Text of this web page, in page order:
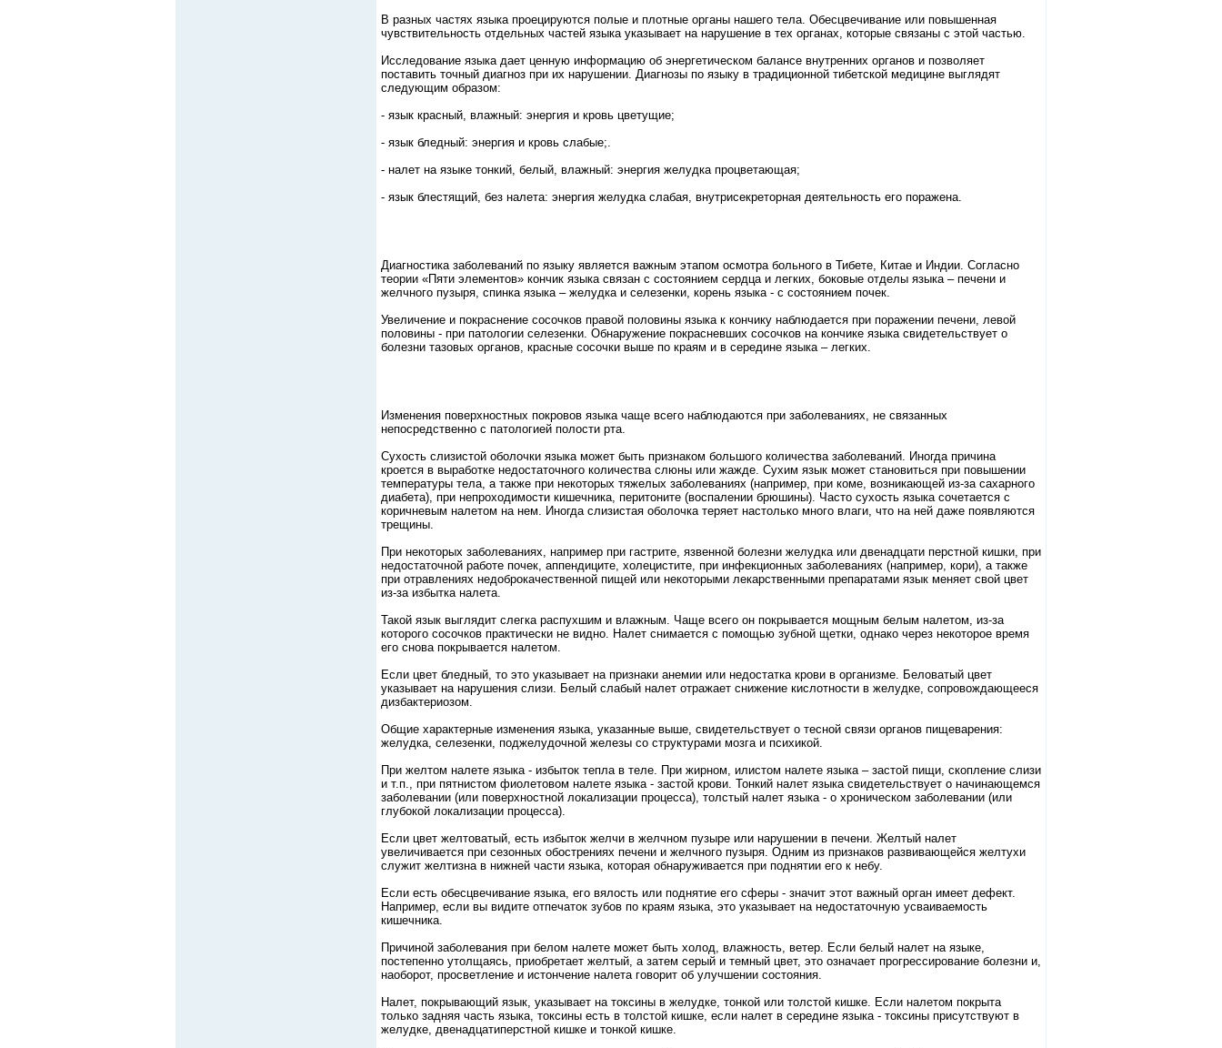
В разных частях языка проецируются полые и плотные органы нашего тела. Обесцвечивание или повышенная
чувствительность отдельных частей языка указывает на нарушение в тех органах, которые связаны с этой частью.
Исследование языка дает ценную информацию об энергетическом балансе внутренних органов и позволяет
поставить точный диагноз при их нарушении. Диагнозы по языку в традиционной тибетской медицине выглядят
следующим образом:
- язык красный, влажный: энергия и кровь цветущие;
- язык бледный: энергия и кровь слабые;.
- налет на языке тонкий, белый, влажный: энергия желудка процветающая;
- язык блестящий, без налета: энергия желудка слабая, внутрисекреторная деятельность его поражена.
Диагностика заболеваний по языку является важным этапом осмотра больного в Тибете, Китае и Индии. Согласно
теории «Пяти элементов» кончик языка связан с состоянием сердца и легких, боковые отделы языка – печени и
желчного пузыря, спинка языка – желудка и селезенки, корень языка - с состоянием почек.
Увеличение и покраснение сосочков правой половины языка к кончику наблюдается при поражении печени, левой
половины - при патологии селезенки. Обнаружение покрасневших сосочков на кончике языка свидетельствует о
болезни тазовых органов, красные сосочки выше по краям и в середине языка – легких.
Изменения поверхностных покровов языка чаще всего наблюдаются при заболеваниях, не связанных
непосредственно с патологией полости рта.
Сухость слизистой оболочки языка может быть признаком большого количества заболеваний. Иногда причина
кроется в выработке недостаточного количества слюны или жажде. Сухим язык может становиться при повышении
температуры тела, а также при некоторых тяжелых заболеваниях (например, при коме, возникающей из-за сахарного
диабета), при непроходимости кишечника, перитоните (воспалении брюшины). Часто сухость языка сочетается с
коричневым налетом на нем. Иногда слизистая оболочка теряет настолько много влаги, что на ней даже появляются
трещины.
При некоторых заболеваниях, например при гастрите, язвенной болезни желудка или двенадцати перстной кишки, при
недостаточной работе почек, аппендиците, холецистите, при инфекционных заболеваниях (например, кори), а также
при отравлениях недоброкачественной пищей или некоторыми лекарственными препаратами язык меняет свой цвет
из-за избытка налета.
Такой язык выглядит слегка распухшим и влажным. Чаще всего он покрывается мощным белым налетом, из-за
которого сосочков практически не видно. Налет снимается с помощью зубной щетки, однако через некоторое время
его снова покрывается налетом.
Если цвет бледный, то это указывает на признаки анемии или недостатка крови в организме. Беловатый цвет
указывает на нарушения слизи. Белый слабый налет отражает снижение кислотности в желудке, сопровождающееся
дизбактериозом.
Общие характерные изменения языка, указанные выше, свидетельствует о тесной связи органов пищеварения:
желудка, селезенки, поджелудочной железы со структурами мозга и психикой.
При желтом налете языка - избыток тепла в теле. При жирном, илистом налете языка – застой пищи, скопление слизи
и т.п., при пятнистом фиолетовом налете языка - застой крови. Тонкий налет языка свидетельствует о начинающемся
заболевании (или поверхностной локализации процесса), толстый налет языка - о хроническом заболевании (или
глубокой локализации процесса).
Если цвет желтоватый, есть избыток желчи в желчном пузыре или нарушении в печени. Желтый налет
увеличивается при сезонных обострениях печени и желчного пузыря. Одним из признаков развивающейся желтухи
служит желтизна в нижней части языка, которая обнаруживается при поднятии его к небу.
Если есть обесцвечивание языка, его вялость или поднятие его сферы - значит этот важный орган имеет дефект.
Например, если вы видите отпечаток зубов по краям языка, это указывает на недостаточную усваиваемость
кишечника.
Причиной заболевания при белом налете может быть холод, влажность, ветер. Если белый налет на языке,
постепенно утолщаясь, приобретает желтый, а затем серый и темный цвет, это означает прогрессирование болезни и,
наоборот, просветление и истончение налета говорит об улучшении состояния.
Налет, покрывающий язык, указывает на токсины в желудке, тонкой или толстой кишке. Если налетом покрыта
только задняя часть языка, токсины есть в толстой кишке, если налет в середине языка - токсины присутствуют в
желудке, двенадцатиперстной кишке и тонкой кишке.